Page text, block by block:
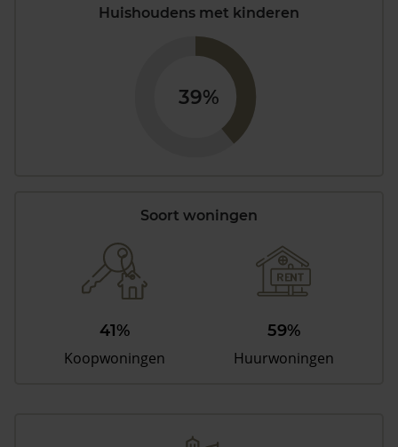
Huishoudens met kinderen
39%
Soort woningen
41%
Koopwoningen
59%
Huurwoningen